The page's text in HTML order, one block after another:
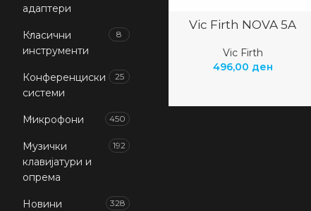
адаптери
Класични
инструменти
8
Конференциски
системи
25
Микрофони 450
Музички
клавијатури и
опрема
192
Новини 328
Vic Firth NOVA 5A
Vic Firth
496,00 ден